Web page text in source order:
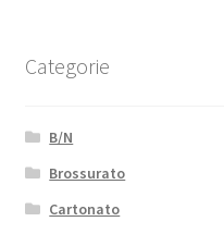
Categorie
B/N
Brossurato
Cartonato